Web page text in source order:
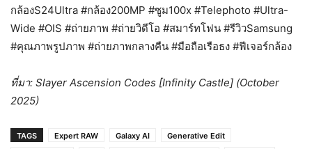
กล้องS24Ultra #กล้อง200MP #ซูม100x #Telephoto #Ultra-
Wide #OIS #ถ่ายภาพ #ถ่ายวิดีโอ #สมาร์ทโฟน #รีวิวSamsung
#คุณภาพรูปภาพ #ถ่ายภาพกลางคืน #มือถือเรือธง #ฟีเจอร์กล้อง
ที่มา: Slayer Ascension Codes [Infinity Castle] (October
2025)
TAGS Expert RAW Galaxy AI
Generative Edit